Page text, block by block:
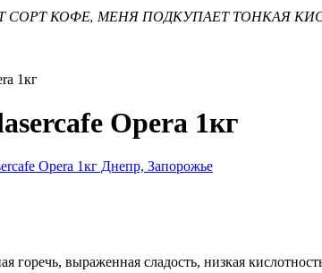
КОФЕ, МЕНЯ ПОДКУПАЕТ ТОНКАЯ
1кг
Opera 1кг
горечь, выраженная сладость, низкая